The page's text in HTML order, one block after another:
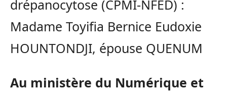
drépanocytose (CPMI-NFED) :
Madame Toyifia Bernice Eudoxie
HOUNTONDJI, épouse QUENUM
Au ministère du Numérique et